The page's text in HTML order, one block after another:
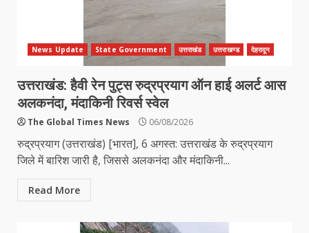
News Update State Government उत्तराखंड उत्तराखण्ड देहरादून
उत्तराखंड: हैवी रेन पुट्स रुद्रप्रयाग ऑन हाई अलर्ट आस
अलकनंदा, मंदाकिनी रिवर्स स्वेल
The Global Times News 06/08/2026
रुद्रप्रयाग (उत्तराखंड) [भारत], 6 अगस्त: उत्तराखंड के रुद्रप्रयाग
जिले में बारिश जारी है, जिससे अलकनंदा और मंदाकिनी...
Read More